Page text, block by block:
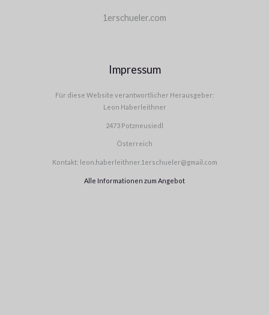
1erschueler.com
Impressum
Für diese Website verantwortlicher Herausgeber:
Leon Haberleithner
2473 Potzneusiedl
Österreich
Kontakt: leon.haberleithner.1erschueler@gmail.com
Alle Informationen zum Angebot